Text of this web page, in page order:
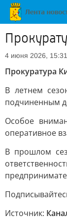
4 июня 2026, 15:31
Прокуратура
В летнем
подчиненным
Особое
оперативное
В прошлом
Источник: